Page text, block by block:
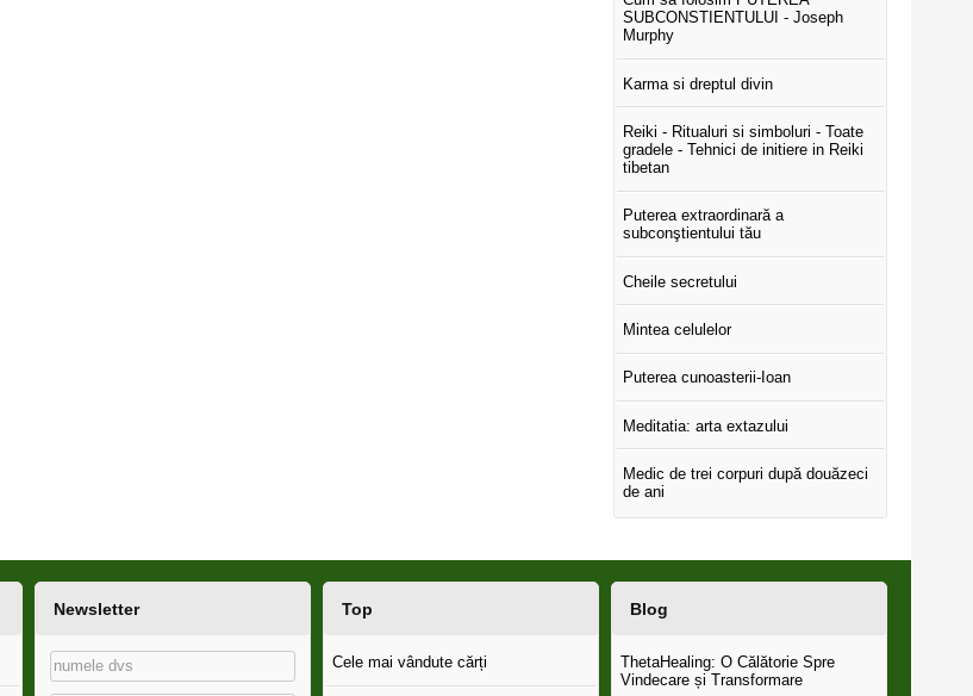
SUBCONSTIENTULUI - Joseph
Murphy
Karma si dreptul divin
Reiki - Ritualuri si simboluri - Toate
gradele - Tehnici de initiere in Reiki
tibetan
Puterea extraordinară a
subconştientului tău
Cheile secretului
Mintea celulelor
Puterea cunoasterii-Ioan
Meditatia: arta extazului
Medic de trei corpuri după douăzeci
de ani
Newsletter Top
Cele mai vândute cărți
Blog
ThetaHealing: O Călătorie Spre
Vindecare și Transformare